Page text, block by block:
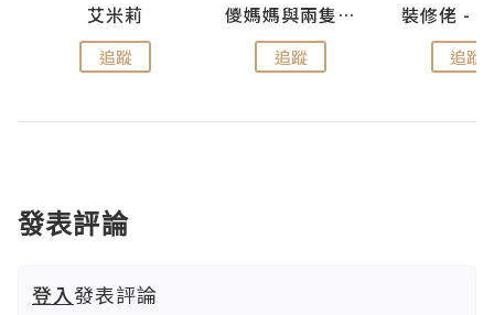
艾米莉
追蹤
儍媽媽與兩隻小魔怪之家
追蹤 追蹤
發表評論
登入發表評論